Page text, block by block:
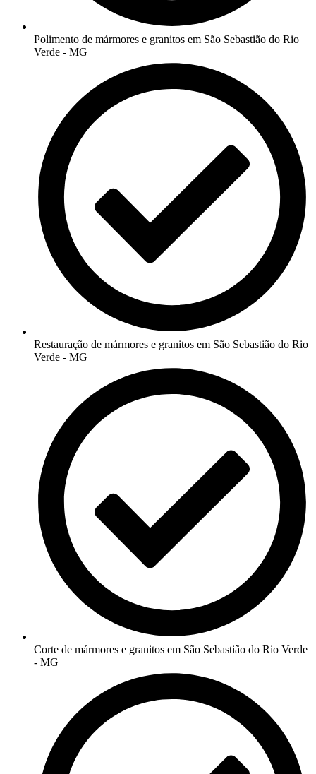
Polimento de mármores e granitos em São Sebastião do Rio
Verde - MG
Restauração de mármores e granitos em São Sebastião do Rio
Verde - MG
Corte de mármores e granitos em São Sebastião do Rio Verde
- MG